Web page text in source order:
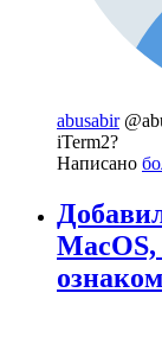
abusabir
iTerm2?
Написано
MacOS,